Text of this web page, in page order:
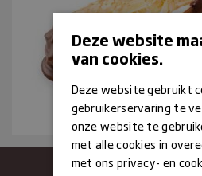
Deze website
van cookies.
Deze website gebruikt
gebruikerservaring te
onze website te
met alle cookies in
met ons privacy- en